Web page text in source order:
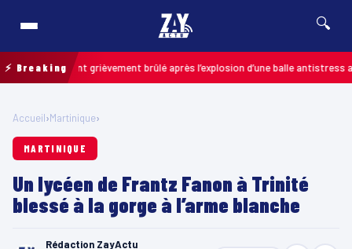
🔍
⚡ Breaking
un enfant grièvement brûlé après l’explosion d’une balle antistress
Accueil›Martinique›
MARTINIQUE
Un lycéen de Frantz Fanon à Trinité
blessé à la gorge à l’arme blanche
Rédaction ZayActu